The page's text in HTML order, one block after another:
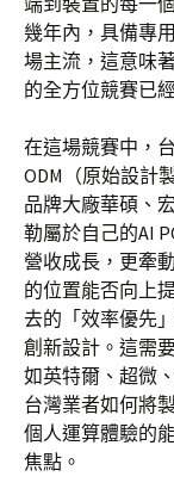
幾年內，具備專
場主流，這意味
的全方位競賽已
在這場競賽中，
ODM（原始設計
品牌大廠華碩、
勒屬於自己的AI
營收成長，更牽
的位置能否向上
去的「效率優先
創新設計。這需
如英特爾、超微
台灣業者如何將
個人運算體驗的
焦點。